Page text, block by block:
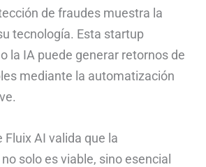
de fraudes muestra la
tecnología. Esta startup
la IA puede generar retornos de
mediante la automatización
Fluix AI valida que la
solo es viable, sino esencial